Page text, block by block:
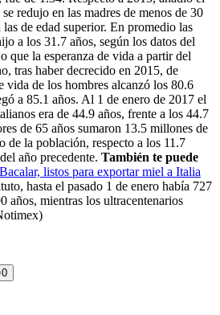
redujo en las madres de menos de 30
de edad superior. En promedio las
a los 31.7 años, según los datos del
que la esperanza de vida a partir del
tras haber decrecido en 2015, de
vida de los hombres alcanzó los 80.6
a 85.1 años. Al 1 de enero de 2017 el
era de 44.9 años, frente a los 44.7
de 65 años sumaron 13.5 millones de
de la población, respecto a los 11.7
año precedente. También te puede
listos para exportar miel a Italia
hasta el pasado 1 de enero había 727
años, mientras los ultracentenarios
0